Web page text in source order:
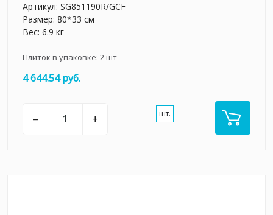
Артикул: SG851190R/GCF
Размер: 80*33 см
Вес: 6.9 кг
Плиток в упаковке: 2шт
4 644.54 руб.
– + шт.